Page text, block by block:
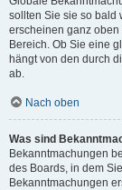
sollten Sie sie so bald
erscheinen ganz
Bereich. Ob Sie eine
hängt von den durch
ab.
Nach oben
Was sind
Bekanntmachungen
des Boards, in dem
Bekanntmachungen